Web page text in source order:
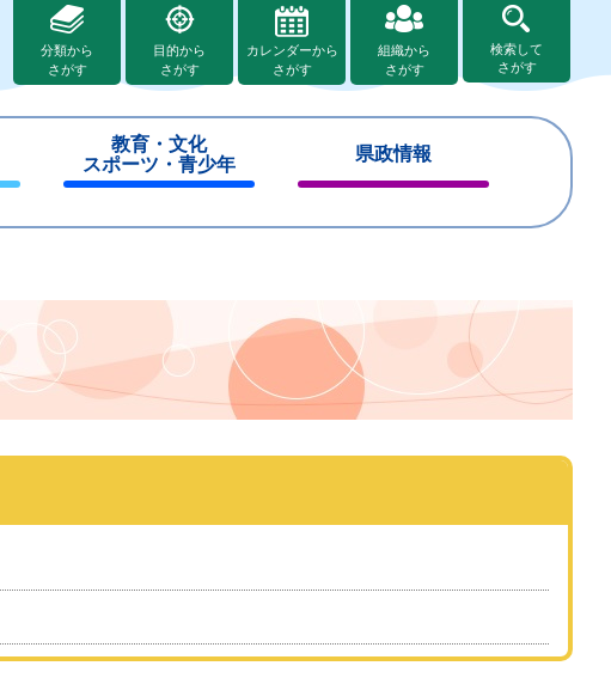
分類から
さがす
目的から
さがす
カレンダーから
さがす
組織から
さがす
検索して
さがす
教育・文化
スポーツ・青少年
じ
県政情報
じ